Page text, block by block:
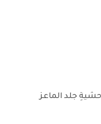
جلد الماعز